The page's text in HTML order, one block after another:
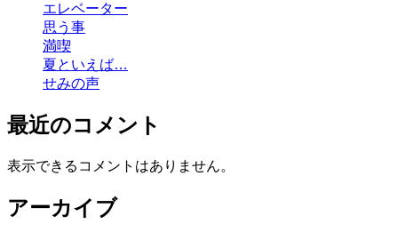
エレベーター
思う事
満喫
夏といえば…
せみの声
最近のコメント
表示できるコメントはありません。
アーカイブ